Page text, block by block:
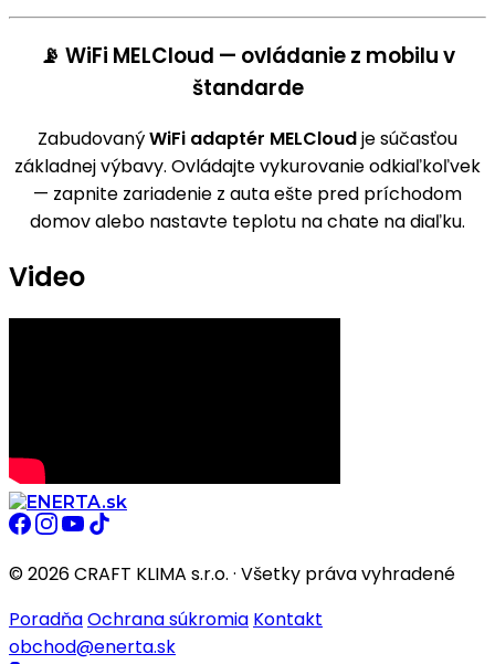
📡 WiFi MELCloud — ovládanie z mobilu v
štandarde
ZabudovanýWiFi adaptér MELCloudje súčasťou
základnej výbavy. Ovládajte vykurovanie odkiaľkoľvek
— zapnite zariadenie z auta ešte pred príchodom
domov alebo nastavte teplotu na chate na diaľku.
Video
© 2026 CRAFT KLIMA s.r.o. · Všetky práva vyhradené
PoradňaOchrana súkromia Kontakt
obchod@enerta.sk